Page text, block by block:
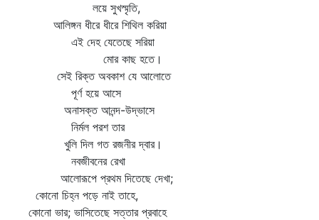
লয়ে সুখস্মৃতি,
আলিঙ্গন ধীরে ধীরে শিথিল করিয়া
এই দেহ যেতেছে সরিয়া
মোর কাছ হতে।
সেই রিক্ত অবকাশ যে আলোতে
পূর্ণ হয়ে আসে
অনাসক্ত আনন্দ-উদ্ভাসে
নির্মল পরশ তার
খুলি দিল গত রজনীর দ্বার।
নবজীবনের রেখা
আলোরূপে প্রথম দিতেছে দেখা;
কোনো চিহ্ন পড়ে নাই তাহে,
কোনো ভার; ভাসিতেছে সত্তার প্রবাহে